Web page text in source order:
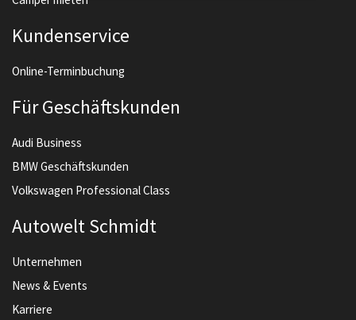
Kundenservice
Online-Terminbuchung
Für Geschäftskunden
Audi Business
BMW Geschäftskunden
Volkswagen Professional Class
Autowelt Schmidt
Unternehmen
News & Events
Karriere